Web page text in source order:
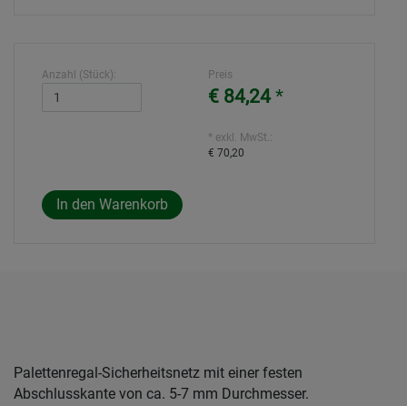
Anzahl (Stück): Preis
€ 84,24*
* exkl. MwSt.:
€ 70,20
Palettenregal-Sicherheitsnetz mit einer festen
Abschlusskante von ca. 5-7 mm Durchmesser.